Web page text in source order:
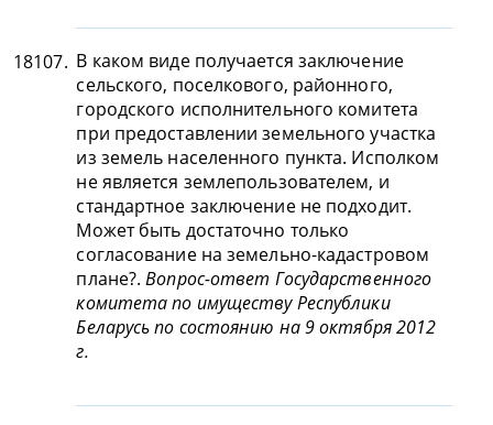
18107. В каком виде получается заключение
сельского, поселкового, районного,
городского исполнительного комитета
при предоставлении земельного участка
из земель населенного пункта. Исполком
не является землепользователем, и
стандартное заключение не подходит.
Может быть достаточно только
согласование на земельно-кадастровом
плане?.Вопрос-ответ Государственного
комитета по имуществу Республики
Беларусь по состоянию на 9 октября 2012
г.